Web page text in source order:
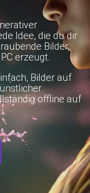
Idee, die du dir
Bilder,
erzeugt.
Bilder auf
offline auf